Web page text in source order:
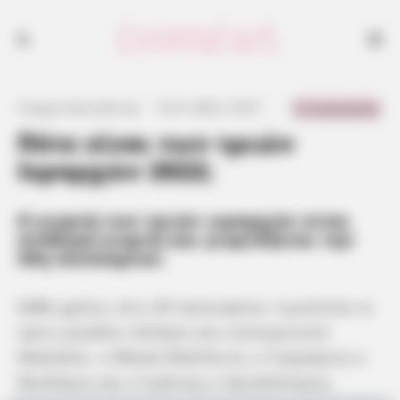
Πότε είναι των τριών
Ιεραρχών 2022;
Η γιορτή των τριών ιεραρχών είναι